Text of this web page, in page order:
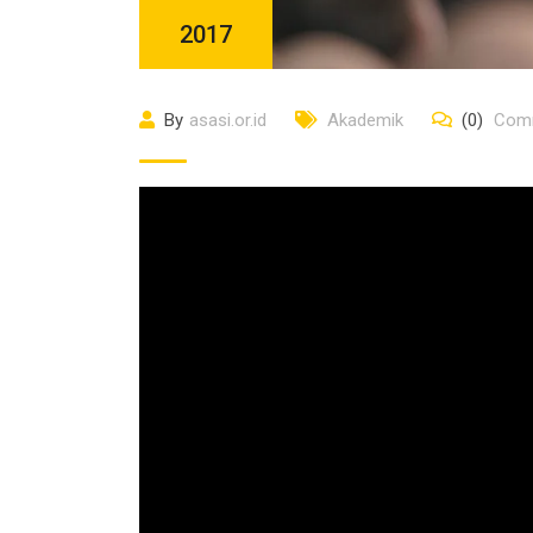
2017
By asasi.or.id Akademik (0)